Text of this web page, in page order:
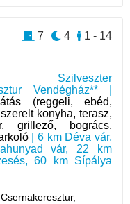
Szilveszter
Vendégház** |
(reggeli, ebéd,
konyha, terasz,
grillező, bogrács,
| 6 km Déva vár,
vár, 22 km
60 km Sípálya
1 - 14
4
7